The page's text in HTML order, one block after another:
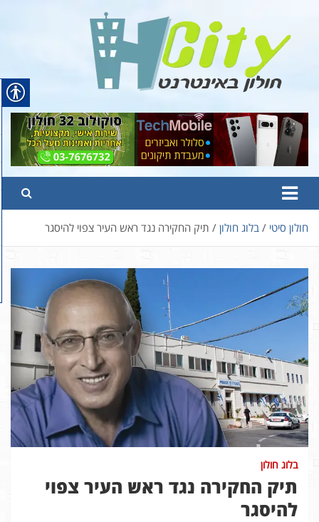
content
Hcity – חולון באינטרנט
פורטל החדשות והמידע של חולון
חולון סיטי בלוג חולון תיק החקירה נגד ראש העיר צפוי להיסגר
בלוג חולון
תיק החקירה נגד ראש העיר צפוי
להיסגר